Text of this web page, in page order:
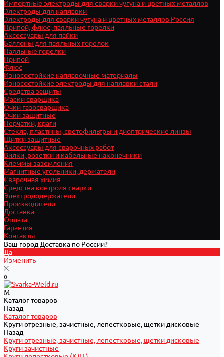
Импортные электроды для сварки чугуна и цветных металлов
Электроды для наплавки
Электроды для сварки чугуна и цветных металлов Россия
Припой, флюс, паяльные горелки
Аксессуары для пайки
Баллоны для паяльных горелок
Паяльные горелки
Припой
Флюс
Износостойкие наплавочные материалы
Износостойкие электроды для наплавки стали
Средства защиты
Маски сварщика
Очки газосварщика
Очки защитные
Перчатки, краги
Стекла, пластины, светофильтры и диоптрические линзы
Щитки защитные
Аксессуары для сварочных работ
Вилки, розетки и кабельные наконечники
Клеммы заземления
Магнитные угольники, держатели
Сварочная химия
Средства контроля сварки
Электрододержатели
Производители
Доставка
Оплата
Гарантия
Контакты
Ваш город Доставка по России?
Да
Изменить
Каталог товаров
Назад
Каталог товаров
Круги отрезные, зачистные, лепестковые, щетки дисковые
Назад
Круги отрезные, зачистные, лепестковые, щетки дисковые
Круги зачистные